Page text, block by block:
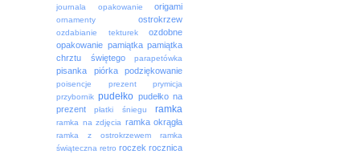
journala
opakowanie origami
ornamenty ostrokrzew
ozdabianie tekturek
ozdobne
opakowanie pamiątka pamiątka
chrztu świętego
parapetówka
pisanka piórka podziękowanie
poisencje prezent
prymicja
przybornik pudełko pudełko na
prezent
płatki śniegu ramka
ramka na zdjęcia ramka okrągła
ramka z ostrokrzewem
ramka
świąteczna retro roczek rocznica